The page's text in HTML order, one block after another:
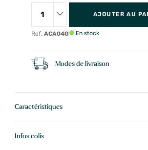
Ref. ACA04G
AJOUTER AU
En stock
Modes de livraison
Caractéristiques
Infos colis